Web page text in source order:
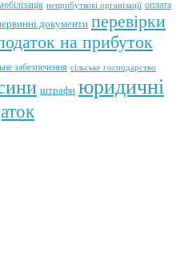
неприбуткові організації оплата
документи перевірки
на прибуток
забезпечення сільське господарство
штрафи юридичні